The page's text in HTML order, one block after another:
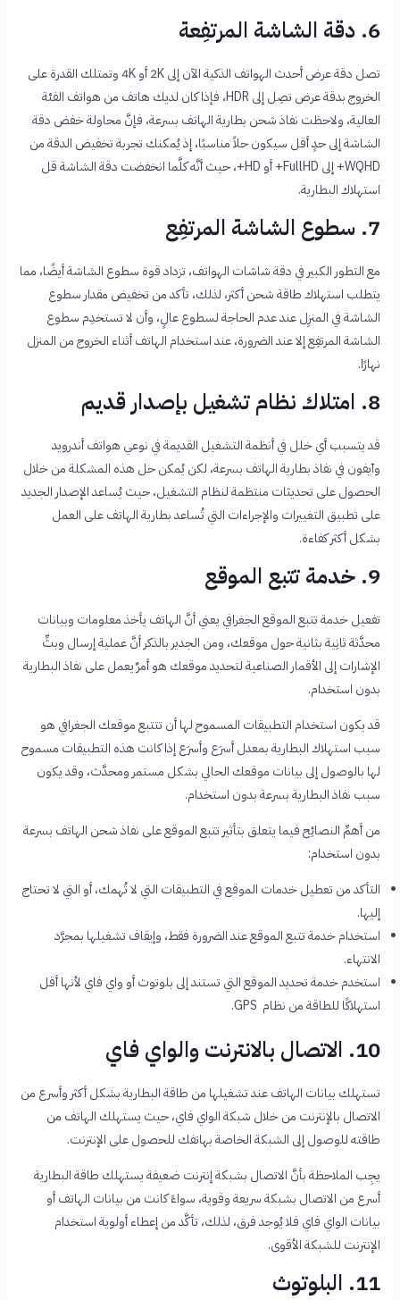
6. دقة الشاشة المرتفِعة
تصل دقة عرض أحدث الهواتف الذكية الآن إلى 2K أو 4K وتمتلك القدرة على
الخروج بدقة عرض تصِل إلى HDR، فإذا كان لديك هاتف من هواتف الفئة
العالية، ولاحظت نفاذ شحن بطارية الهاتف بسرعة، فإنَّ محاولة خفض دقة
الشاشة إلى حدٍ أقل سيكون حلاً مناسبًا، إذ يُمكنك تجربة تخفيض الدقة من
WQHD+ إلى FullHD+ أو HD+، حيث أنَّه كلَّما انخفضت دقة الشاشة قل
استهلاك البطارية.
7. سطوع الشاشة المرتفِع
مع التطور الكبير في دقة شاشات الهواتف، تزداد قوة سطوع الشاشة أيضًا، مما
يتطلب استهلاك طاقة شحن أكثر، لذلك، تأكد من تخفيض مقدار سطوع
الشاشة في المنزِل عند عدم الحاجة لسطوع عالٍ، وأن لا تستخدِم سطوع
الشاشة المرتفِع إلا عند الضرورة، عند استخدام الهاتف أثناء الخروج من المنزل
نهارًا.
8. امتلاك نظام تشغيل بإصدار قديم
قد يتسبب أي خلل في أنظمة التشغيل القديمة في نوعي هواتف أندرويد
وآيفون في نفاذ بطارية الهاتف بسرعة، لكن يُمكن حل هذه المشكلة من خلال
الحصول على تحديثات منتظمة لنظام التشغيل، حيث يُساعد الإصدار الجديد
على تطبيق التغييرات والإجراءات التي تُساعد بطارية الهاتف على العمل
بشكل أكثر كفاءة.
9. خدمة تتبع الموقع
تفعيل خدمة تتبع الموقع الجغرافي يعني أنَّ الهاتف يأخذ معلومات وبيانات
محدَّثة ثانِية بثانية حول موقعك، ومن الجدير بالذكر أنَّ عملية إرسال وبثِّ
الإشارات إلى الأقمار الصناعية لتحديد موقعك هو أمرٌ يعمل على نفاذ البطارية
بدون استخدام.
قد يكون استخدام التطبيقات المسموح لها أن تتتبع موقعك الجغرافي هو
سبب استهلاك البطاريةبمعدل أسرَع وأسرَع إذا كانت هذه التطبيقات مسموح
لها بالوصول إلى بيانات موقعك الحالي بشكل مستمر ومحدَّث، وقد يكون
سبب نفاذ البطارية بسرعة بدون استخدام.
من أهمِّ النصائِح فيما يتعلق بتأثير تتبع الموقع على نفاذ شحن الهاتف بسرعة
بدون استخدام:
التأكد من تعطيل خدمات الموقع في التطبيقات التي لا تُهمك، أو التي لا تحتاج
إليها.
استخدام خدمة تتبع الموقع عند الضرورة فقط، وإيقاف تشغيلها بمجرَّد
الانتهاء.
استخدم خدمة تحديد الموقع التي تستند إلى بلوتوث أو واي فاي لأنها أقل
استهلاكًا للطاقة من نظام GPS.
10. الاتصال بالانترنت والواي فاي
تستهلك بيانات الهاتف عند تشغيلها من طاقة البطارية بشكل أكثر وأسرع من
الاتصال بالإنترنت من خلال شبكة الواي فاي، حيث يستهلك الهاتف من
طاقته للوصول إلى الشبكة الخاصة بهاتفك للحصول على الإنترنت.
يجِب الملاحظة بأنَّ الاتصال بشبكة إنترنت ضعيفة يستهلك طاقة البطارية
أسرع من الاتصال بشبكة سريعة وقوية، سواءً كانت من بيانات الهاتف أو
بيانات الواي فاي فلا يُوجد فرق، لذلك، تأكَّد من إعطاء أولوية استخدام
الإنترنت للشبكة الأقوى.
11. البلوتوث